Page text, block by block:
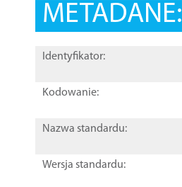
METADANE:
Identyfikator:
Kodowanie:
Nazwa standardu:
Wersja standardu: